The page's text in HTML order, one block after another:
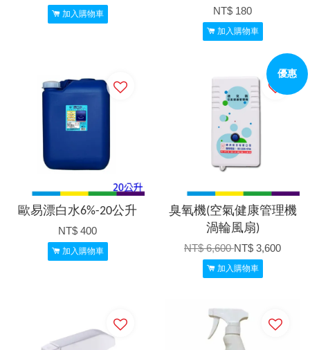
加入購物車 NT$ 180
加入購物車
歐易漂白水6%-20公升
NT$ 400
加入購物車
優惠
臭氧機(空氣健康管理機
渦輪風扇)
NT$ 6,600NT$ 3,600
加入購物車